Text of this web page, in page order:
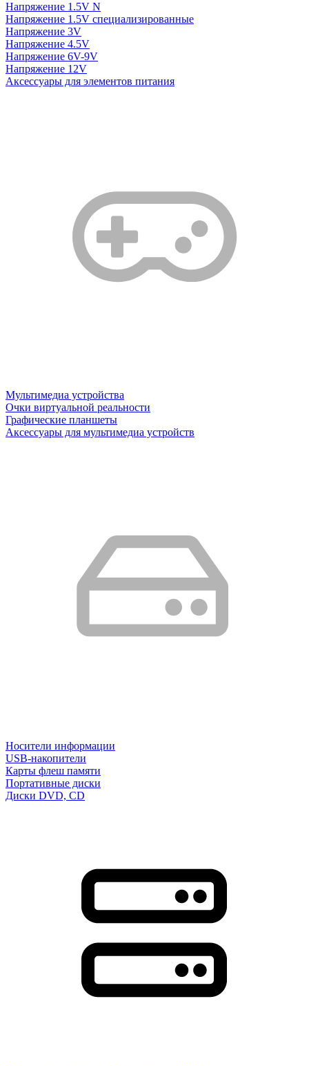
Напряжение 1.5V N
Напряжение 1.5V специализированные
Напряжение 3V
Напряжение 4.5V
Напряжение 6V-9V
Напряжение 12V
Аксессуары для элементов питания
Мультимедиа устройства
Очки виртуальной реальности
Графические планшеты
Аксессуары для мультимедиа устройств
Носители информации
USB-накопители
Карты флеш памяти
Портативные диски
Диски DVD, CD